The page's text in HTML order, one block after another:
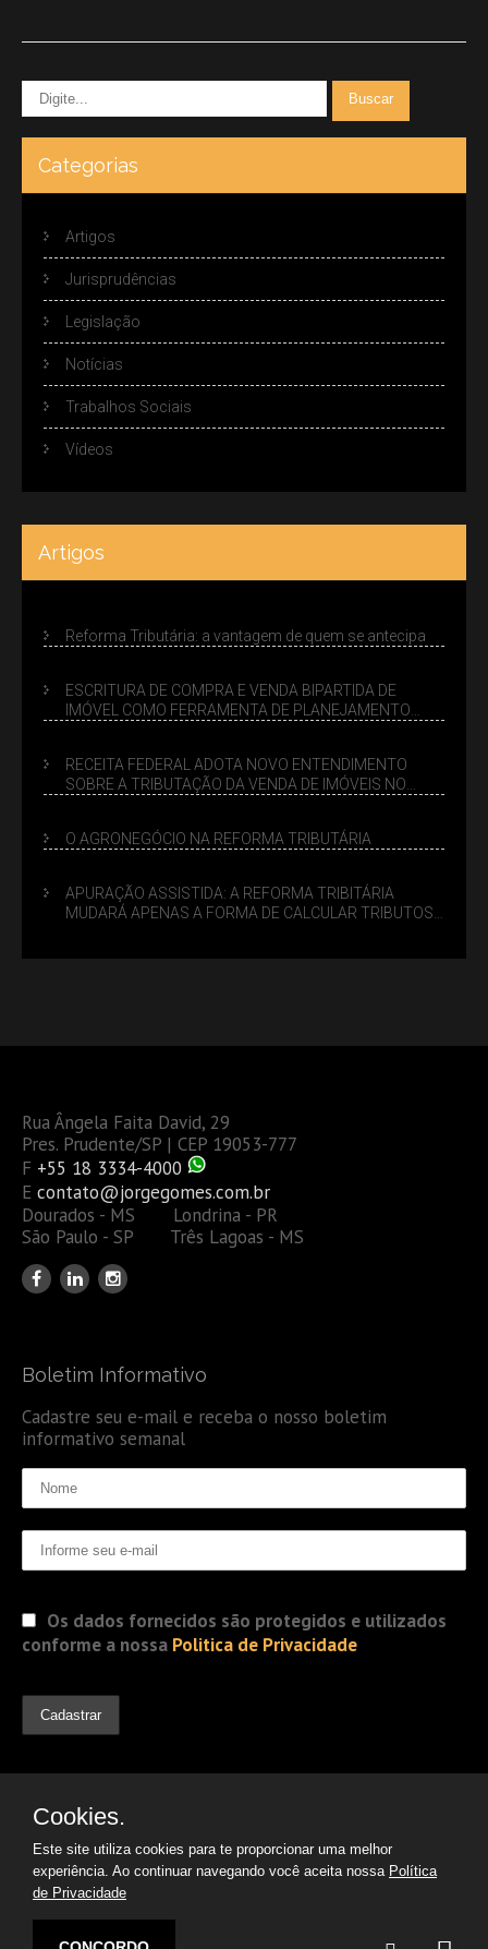
Categorias
Artigos
Jurisprudências
Legislação
Notícias
Trabalhos Sociais
Vídeos
Artigos
Reforma Tributária: a vantagem de quem se antecipa
ESCRITURA DE COMPRA E VENDA BIPARTIDA DE
IMÓVEL COMO FERRAMENTA DE PLANEJAMENTO
RECEITA FEDERAL ADOTA NOVO ENTENDIMENTO
SOBRE A TRIBUTAÇÃO DA VENDA DE IMÓVEIS NO
O AGRONEGÓCIO NA REFORMA TRIBUTÁRIA
APURAÇÃO ASSISTIDA: A REFORMA TRIBITÁRIA
MUDARÁ APENAS A FORMA DE CALCULAR TRIBUTOS
Rua Ângela Faita David, 29
Pres. Prudente/SP | CEP 19053-777
F +55 18 3334-4000
E contato@jorgegomes.com.br
Dourados - MS Londrina - PR
São Paulo - SP Três Lagoas - MS
Boletim Informativo
Cadastre seu e-mail e receba o nosso boletim
informativo semanal
Os dados fornecidos são protegidos e utilizados
conforme a nossa Politica de Privacidade
© 2019 Jorge Gomes
Advogados. Direitos Reservados
Cookies.
Este site utiliza cookies para te proporcionar uma melhor
experiência. Ao continuar navegando você aceita nossa Política
de Privacidade